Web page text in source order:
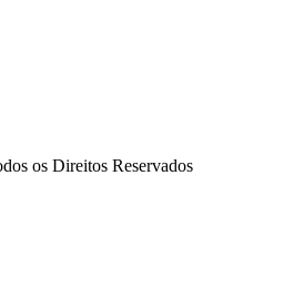
os Direitos Reservados